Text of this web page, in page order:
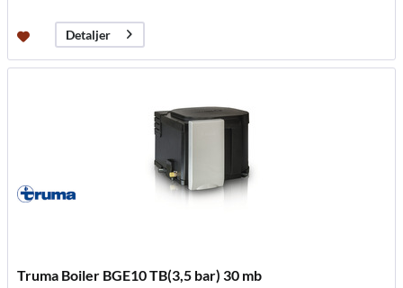
Detaljer
Truma Boiler BGE10 TB(3,5 bar) 30 mb